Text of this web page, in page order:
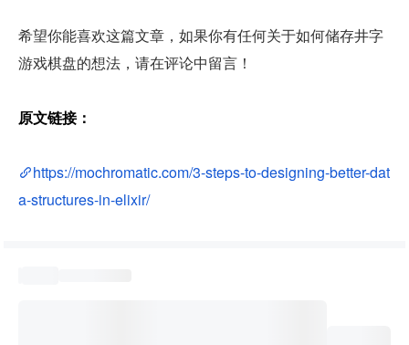
希望你能喜欢这篇文章，如果你有任何关于如何储存井字
游戏棋盘的想法，请在评论中留言！
原文链接：
https://mochromatic.com/3-steps-to-designing-better-dat
a-structures-in-elixir/